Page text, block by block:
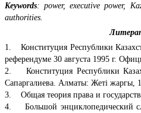
Keywords: power, executive power,
authorities.
1. Конституция Республики
референдуме 30 августа 1995 г.
2. Конституция Республики
Сапаргалиева. Алматы: Жетi жаргы,
3. Общая теория права и
4. Большой энциклопедический